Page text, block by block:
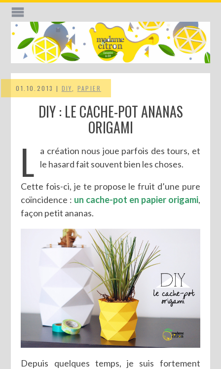
01.10.2013 | DIY PAPIER
DIY : LE CACHE-POT ANANAS
ORIGAMI
L a création nous joue parfois des tours, et
le hasard fait souvent bien les choses.
Cette fois-ci, je te propose le fruit d’une pure
coïncidence : un cache-pot en papier origami,
façon petit ananas.
Depuis quelques temps, je suis fortement